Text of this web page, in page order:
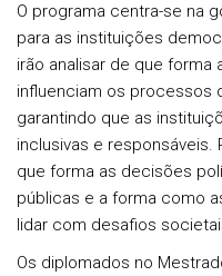
O programa centra-se na
para as instituições
irão analisar de que forma
influenciam os processos
garantindo que as
inclusivas e responsáveis.
que forma as decisões
públicas e a forma como
lidar com desafios
Os diplomados no